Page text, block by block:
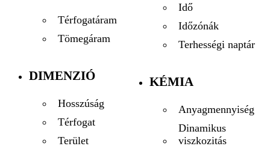
Térfogatáram
Tömegáram
DIMENZIÓ
Hosszúság
Térfogat
Terület
Idő
Időzónák
Terhességi naptár
KÉMIA
Anyagmennyiség
Dinamikus
viszkozitás